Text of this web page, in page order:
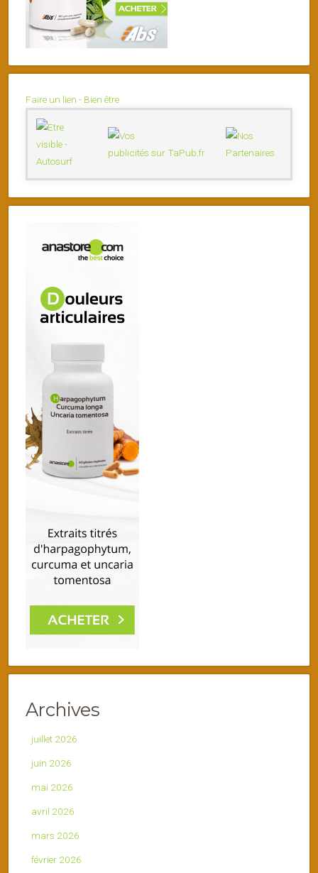
Faire un lien - Bien être
Archives
juillet 2026
juin 2026
mai 2026
avril 2026
mars 2026
février 2026